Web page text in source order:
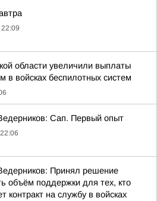
области увеличили выплаты
в войсках беспилотных систем
Сап. Первый опыт
Принял решение
объём поддержки для тех, кто
контракт на службу в войсках